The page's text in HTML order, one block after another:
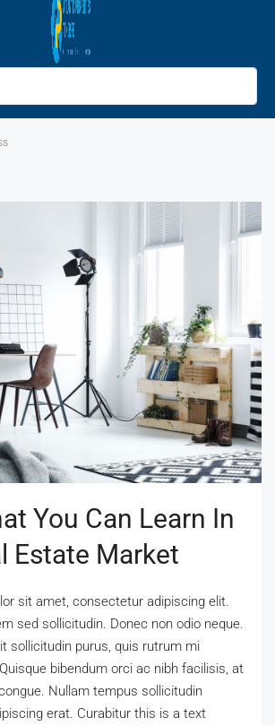
You Can Learn In
Estate Market
sit amet, consectetur adipiscing elit.
sed sollicitudin. Donec non odio neque.
sollicitudin purus, quis rutrum mi
bibendum orci ac nibh facilisis, at
Nullam tempus sollicitudin
erat. Curabitur this is a text